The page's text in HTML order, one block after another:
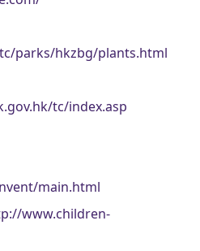
parks/hkzbg/plants.html
tc/index.asp
main.html
www.children-